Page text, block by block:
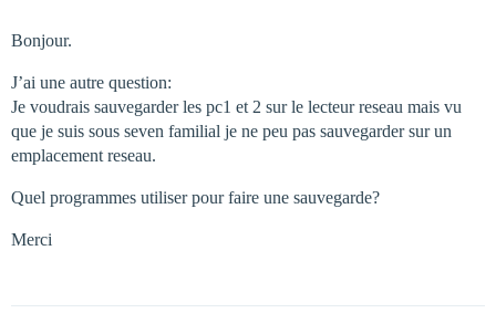
Bonjour.
J’ai une autre question:
Je voudrais sauvegarder les pc1 et 2 sur le lecteur reseau mais vu
que je suis sous seven familial je ne peu pas sauvegarder sur un
emplacement reseau.
Quel programmes utiliser pour faire une sauvegarde?
Merci